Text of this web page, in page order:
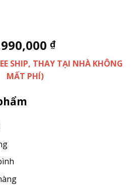
₫
SHIP, THAY TẠI NHÀ KHÔNG
MẤT PHÍ)